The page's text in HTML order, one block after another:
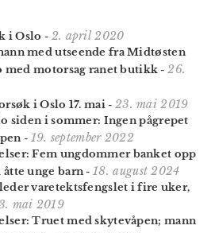
i Oslo - 2. april 2020
med utseende fra Midtøsten
motorsag ranet butikk -26.
i Oslo 17. mai- 23. mai 2019
siden i sommer: Ingen pågrepet
- 19. september 2022
Fem ungdommer banket opp
unge barn-18. august 2024
varetektsfengslet i fire uker,
mai 2019
Truet med skytevåpen; mann